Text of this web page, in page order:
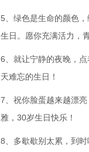
5、绿色是生命的颜色
生日。愿你充满活力，
6、就让宁静的夜晚，
天难忘的生日！
7、祝你脸蛋越来越漂
雅，30岁生日快乐！
8、多歇歇别太累，到